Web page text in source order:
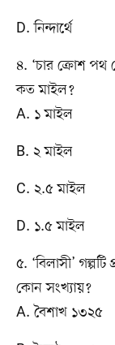
D. নিন্দার্থে
৪. ‘চার ক্রোশ পথ
কত মাইল?
A. ১ মাইল
B. ২ মাইল
C. ২.৫ মাইল
D. ১.৫ মাইল
৫. ‘বিলাসী’
কোন সংখ্যায়?
A. বৈশাখ ১৩২৫